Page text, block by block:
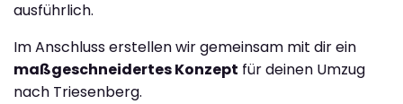
ausführlich.
Im Anschluss erstellen wir gemeinsam mit dir ein
maßgeschneidertes Konzept für deinen Umzug
nach Triesenberg.